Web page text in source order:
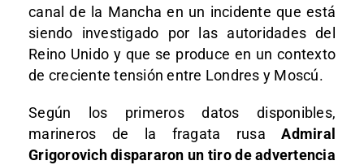
canal de la Mancha en un incidente que está
siendo investigado por las autoridades del
Reino Unido y que se produce en un contexto
de creciente tensión entre Londres y Moscú.
Según los primeros datos disponibles,
marineros de la fragata rusaAdmiral
Grigorovich dispararon un tiro de advertencia